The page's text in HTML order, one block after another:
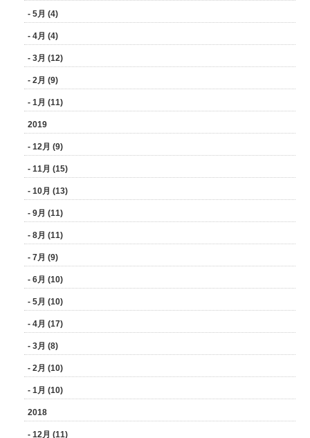
- 5月 (4)
- 4月 (4)
- 3月 (12)
- 2月 (9)
- 1月 (11)
2019
- 12月 (9)
- 11月 (15)
- 10月 (13)
- 9月 (11)
- 8月 (11)
- 7月 (9)
- 6月 (10)
- 5月 (10)
- 4月 (17)
- 3月 (8)
- 2月 (10)
- 1月 (10)
2018
- 12月 (11)